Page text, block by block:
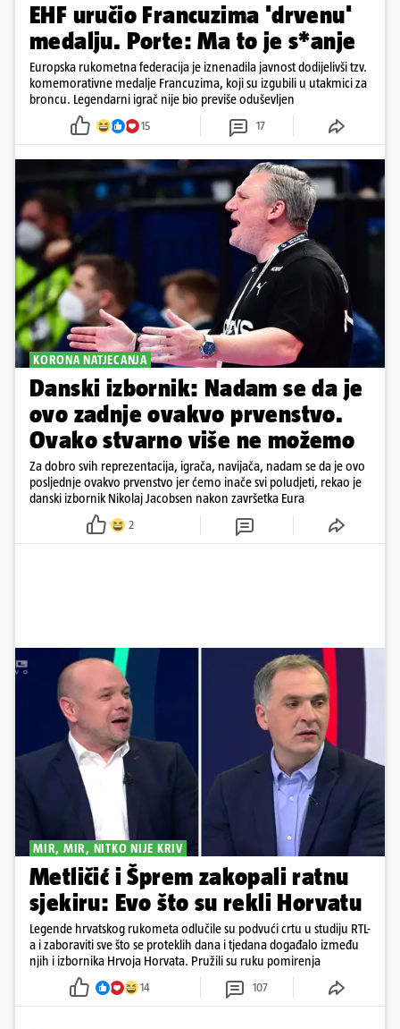
EHF uručio Francuzima 'drvenu'
medalju. Porte: Ma to je s*anje
Europska rukometna federacija je iznenadila javnost dodijelivši tzv.
komemorativne medalje Francuzima, koji su izgubili u utakmici za
broncu. Legendarni igrač nije bio previše oduševljen
15 17
KORONA NATJECANJA
Danski izbornik: Nadam se da je
ovo zadnje ovakvo prvenstvo.
Ovako stvarno više ne možemo
Za dobro svih reprezentacija, igrača, navijača, nadam se da je ovo
posljednje ovakvo prvenstvo jer ćemo inače svi poludjeti, rekao je
danski izbornik Nikolaj Jacobsen nakon završetka Eura
2
MIR, MIR, NITKO NIJE KRIV
Metličić i Šprem zakopali ratnu
sjekiru: Evo što su rekli Horvatu
Legende hrvatskog rukometa odlučile su podvući crtu u studiju RTL-
a i zaboraviti sve što se proteklih dana i tjedana događalo između
njih i izbornika Hrvoja Horvata. Pružili su ruku pomirenja
14 107